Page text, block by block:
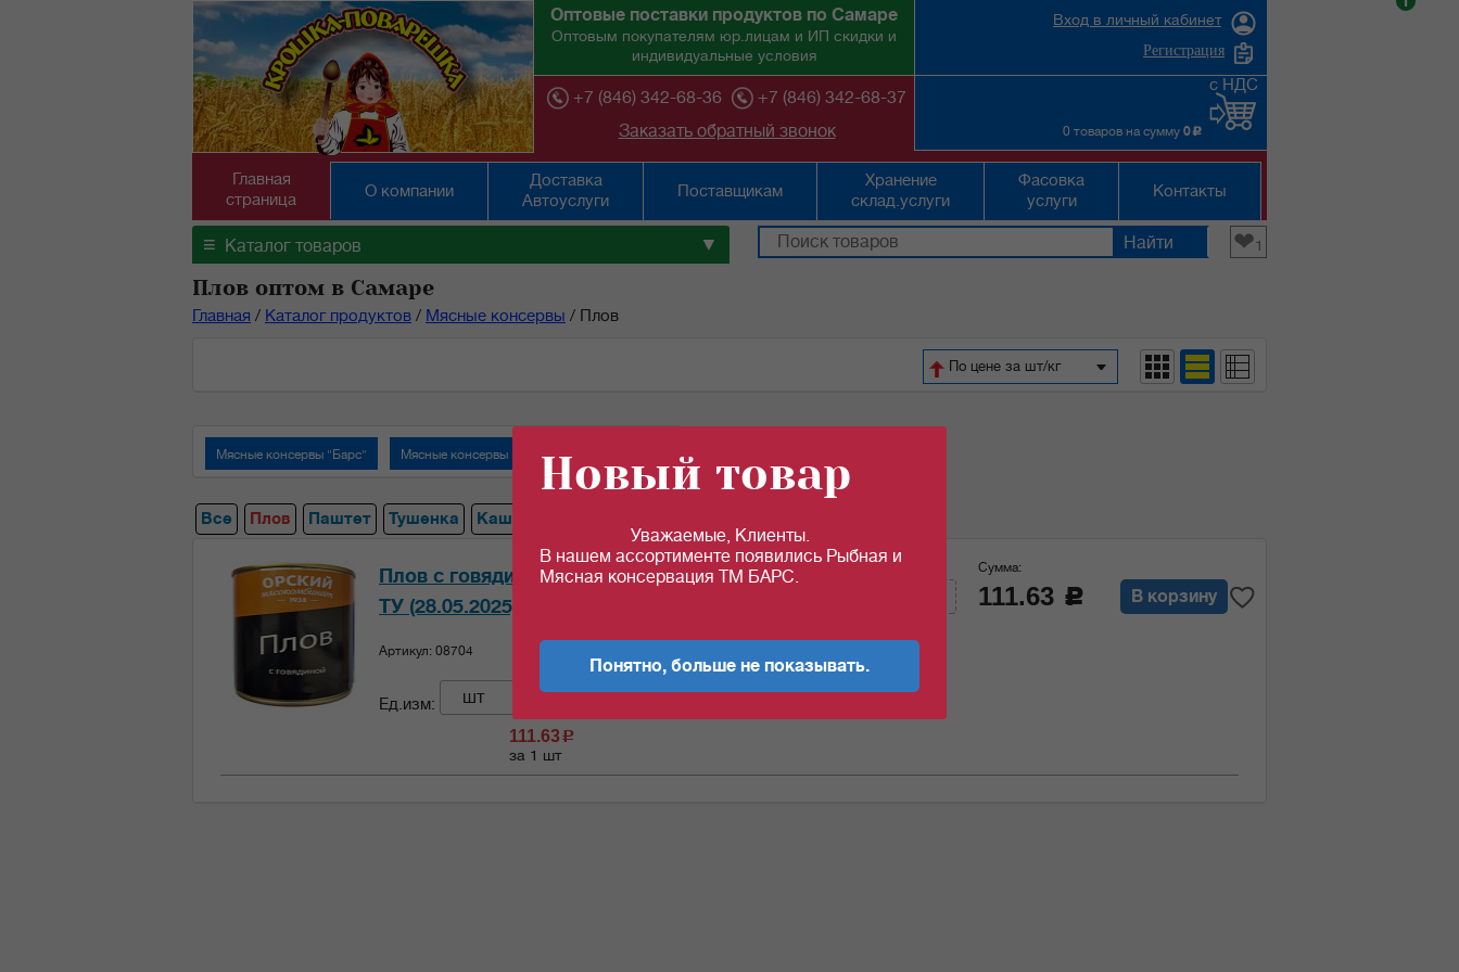
Оптовые поставки продуктов по Самаре
Оптовым покупателям юр.лицам и ИП скидки и
индивидуальные условия
+7 (846) 342-68-36
+7 (846) 342-68-37
Заказать обратный звонок
Вход в личный кабинет
Регистрация
0 товаров на сумму 0 c
с НДС
Главная
страница
О компании
Доставка
Автоуслуги
Поставщикам
Хранение
склад.услуги
Фасовка
услуги
Контакты
≡ Каталог товаров ▼ ❤1
Плов оптом в Самаре
Главная / Каталог продуктов / Мясные консервы / Плов
По цене за шт/кг
Мясные консервы "Барс" Мясные консервы "Орский мясокомбинат"
Все Плов Паштет Тушенка Каша
Плов с говядиной "Орск" 338гр*20шт/уп
ТУ (28.05.2025)
Артикул: 08704
Ед.изм: шт
111.63 c
за 1 шт
Сумма:
111.63 c В корзину
Новый товар
Уважаемые, Клиенты.
В нашем ассортименте появились Рыбная и
Мясная консервация ТМ БАРС.
Понятно, больше не показывать.